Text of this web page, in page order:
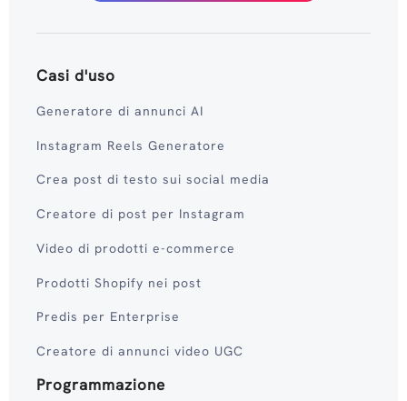
Casi d'uso
Generatore di annunci AI
Instagram Reels Generatore
Crea post di testo sui social media
Creatore di post per Instagram
Video di prodotti e-commerce
Prodotti Shopify nei post
Predis per Enterprise
Creatore di annunci video UGC
Programmazione